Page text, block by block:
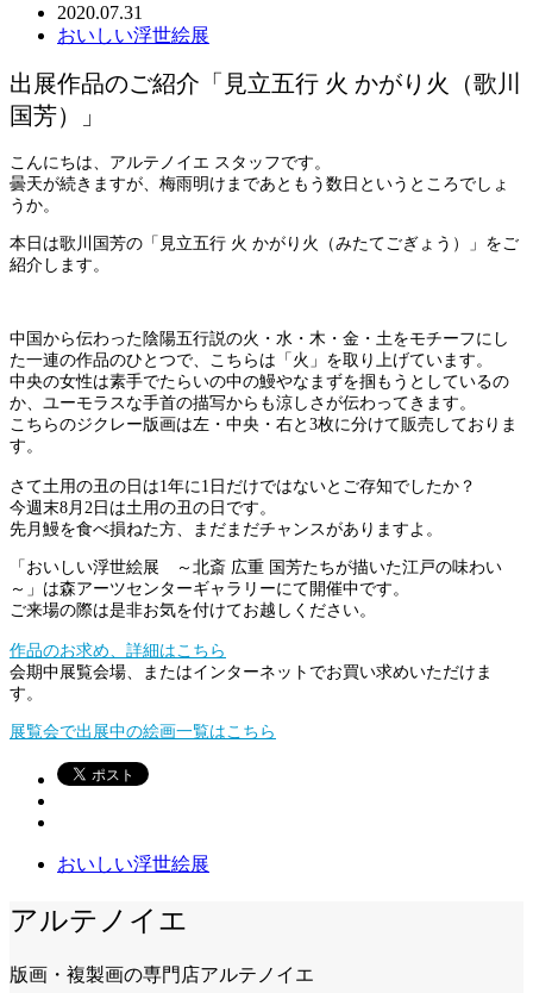
2020.07.31
おいしい浮世絵展
出展作品のご紹介「見立五行 火 かがり火（歌川
国芳）」
こんにちは、アルテノイエ スタッフです。
曇天が続きますが、梅雨明けまであともう数日というところでしょ
うか。
本日は歌川国芳の「見立五行 火 かがり火（みたてごぎょう）」をご
紹介します。
中国から伝わった陰陽五行説の火・水・木・金・土をモチーフにし
た一連の作品のひとつで、こちらは「火」を取り上げています。
中央の女性は素手でたらいの中の鰻やなまずを掴もうとしているの
か、ユーモラスな手首の描写からも涼しさが伝わってきます。
こちらのジクレー版画は左・中央・右と3枚に分けて販売しておりま
す。
さて土用の丑の日は1年に1日だけではないとご存知でしたか？
今週末8月2日は土用の丑の日です。
先月鰻を食べ損ねた方、まだまだチャンスがありますよ。
「おいしい浮世絵展 ～北斎 広重 国芳たちが描いた江戸の味わい
～」は森アーツセンターギャラリーにて開催中です。
ご来場の際は是非お気を付けてお越しください。
作品のお求め、詳細はこちら
会期中展覧会場、またはインターネットでお買い求めいただけま
す。
展覧会で出展中の絵画一覧はこちら
おいしい浮世絵展
アルテノイエ
版画・複製画の専門店アルテノイエ